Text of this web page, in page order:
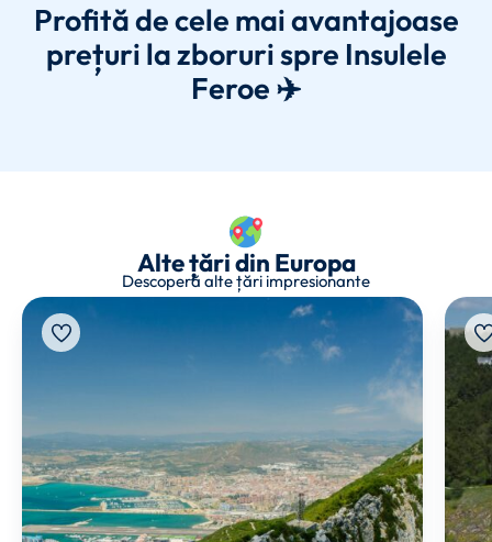
Profită de cele mai avantajoase
prețuri la zboruri spre Insulele
Feroe ✈️
Alte țări din Europa
Descoperă alte țări impresionante